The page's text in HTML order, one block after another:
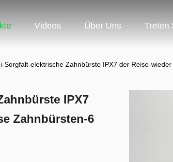
Videos Über Uns Treten
Sorgfalt-elektrische Zahnbürste IPX7 der Reise-
IPX7
Zahnbürsten-6